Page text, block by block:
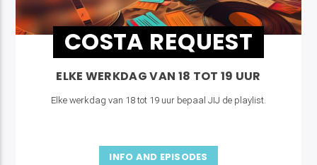
COSTA REQUEST
ELKE WERKDAG VAN 18 TOT 19 UUR
Elke werkdag van 18 tot 19 uur bepaal JIJ de playlist.
INFO AND EPISODES